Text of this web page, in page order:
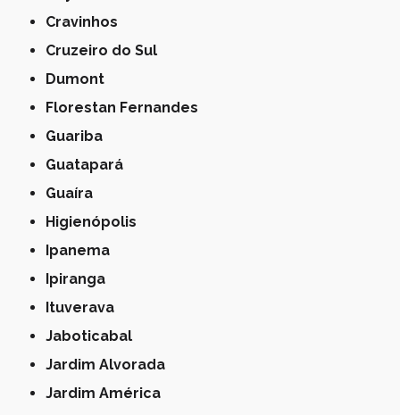
Cravinhos
Cruzeiro do Sul
Dumont
Florestan Fernandes
Guariba
Guatapará
Guaíra
Higienópolis
Ipanema
Ipiranga
Ituverava
Jaboticabal
Jardim Alvorada
Jardim América